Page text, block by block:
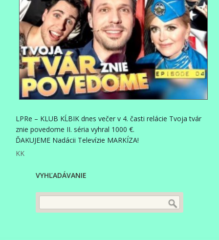
LPRe – KLUB KĹBIK dnes večer v 4. časti relácie Tvoja tvár
znie povedome II. séria vyhral 1000 €.
ĎAKUJEME Nadácii Televízie MARKÍZA!
KK
VYHĽADÁVANIE